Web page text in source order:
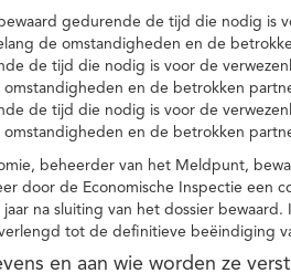
gedurende de tijd die nodig is
de omstandigheden en de
de tijd die nodig is voor de
omstandigheden en de betrokken
de tijd die nodig is voor de
omstandigheden en de betrokken
beheerder van het Meldpunt,
door de Economische Inspectie
na sluiting van het dossier
tot de definitieve beëindiging
en aan wie worden ze